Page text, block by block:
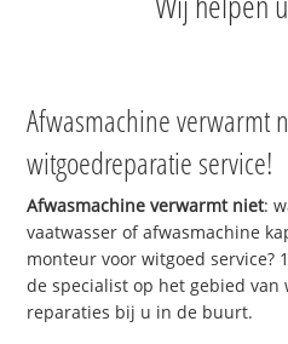
Afwasmachine verwarmt
witgoedreparatie service!
Afwasmachine verwarmt niet:
vaatwasser of afwasmachine
monteur voor witgoed service?
de specialist op het gebied van
reparaties bij u in de buurt.